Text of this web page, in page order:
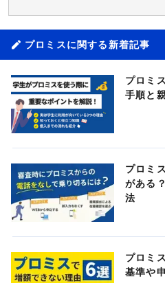
プロミスに関する新着記事
プロミ
手順と
プロミ
がある
法
プロミ
基準や